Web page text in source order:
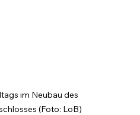
im Neubau des
(Foto: LoB)